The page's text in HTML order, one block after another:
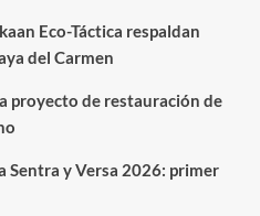
Eco-Táctica respaldan
del Carmen
proyecto de restauración de
Sentra y Versa 2026: primer